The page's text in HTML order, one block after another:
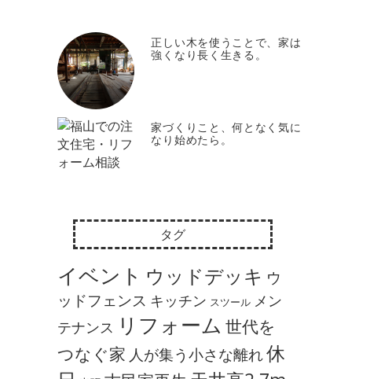
正しい木を使うことで、家は
強くなり長く生きる。
家づくりこと、何となく気に
なり始めたら。
タグ
イベント ウッドデッキ ウ
ッドフェンス キッチン スツール メン
テナンス リフォーム 世代を
つなぐ家 人が集う小さな離れ休